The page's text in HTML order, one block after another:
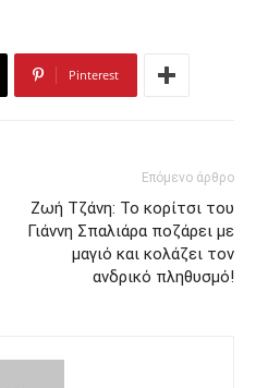
Pinterest
Επόμενο άρθρο
Ζωή Τζάνη: Το κορίτσι του
Γιάννη Σπαλιάρα ποζάρει με
μαγιό και κολάζει τον
ανδρικό πληθυσμό!